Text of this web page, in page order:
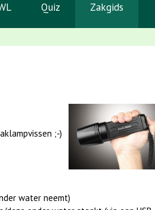
Quiz Zakgids
;-)
water neemt)